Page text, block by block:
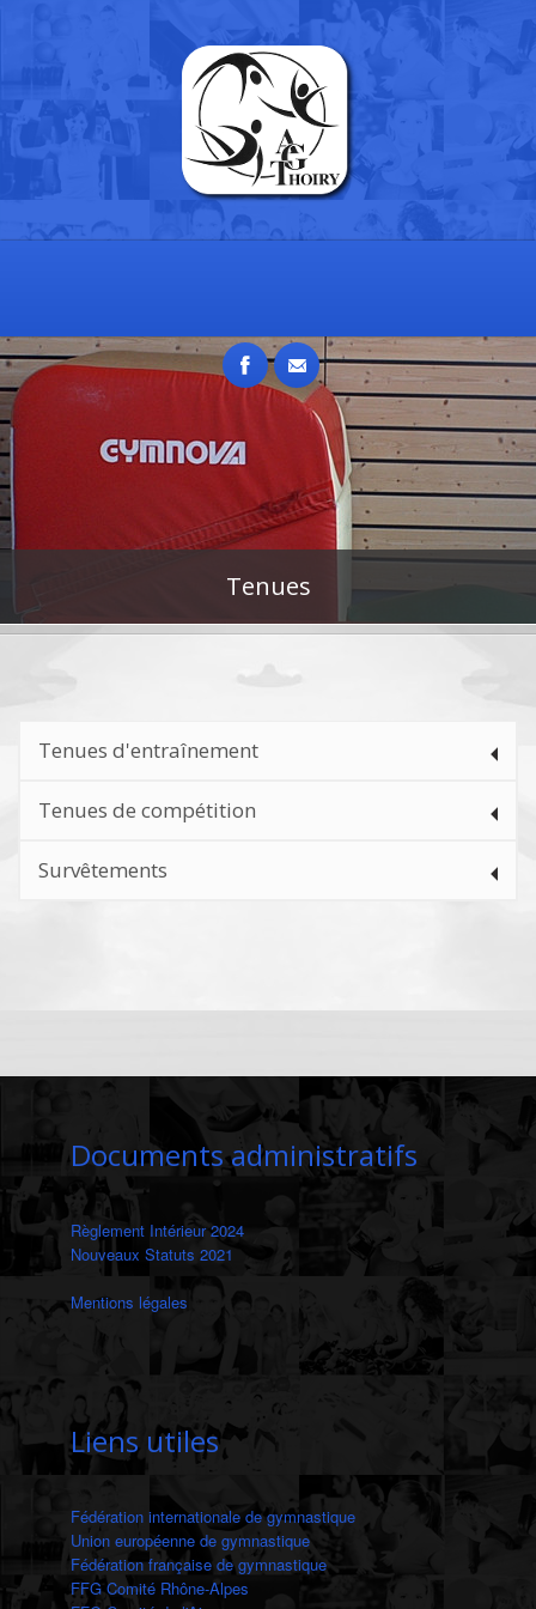
Tenues
Tenues d'entraînement
Tenues de compétition
Survêtements
Documents administratifs
Règlement Intérieur 2024
Nouveaux Statuts 2021
Mentions légales
Liens utiles
Fédération internationale de gymnastique
Union européenne de gymnastique
Fédération française de gymnastique
FFG Comité Rhône-Alpes